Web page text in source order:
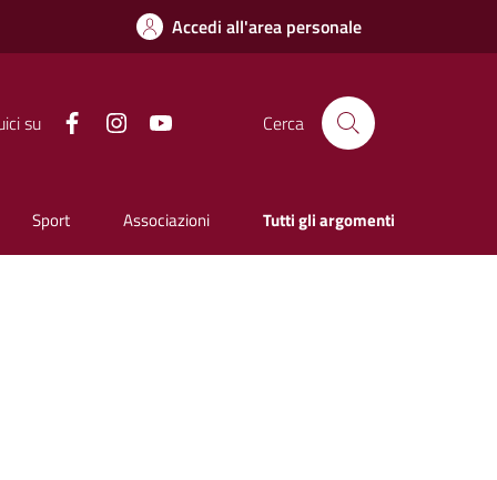
Accedi all'area personale
su Facebook Instagram Cerca
Sport Associazioni Tutti gli argomenti